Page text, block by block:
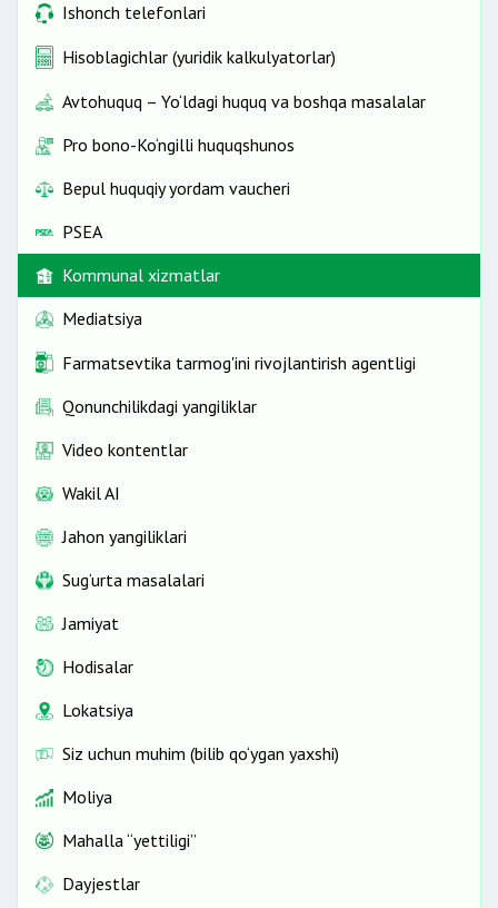
Ishonch telefonlari
Hisoblagichlar (yuridik kalkulyatorlar)
Avtohuquq – Yo‘ldagi huquq va boshqa masalalar
Pro bono-Ko‘ngilli huquqshunos
Bepul huquqiy yordam vaucheri
PSEA
Kommunal xizmatlar
Mediatsiya
Farmatsevtika tarmog'ini rivojlantirish agentligi
Qonunchilikdagi yangiliklar
Video kontentlar
Wakil AI
Jahon yangiliklari
Sug‘urta masalalari
Jamiyat
Hodisalar
Lokatsiya
Siz uchun muhim (bilib qo‘ygan yaxshi)
Moliya
Mahalla “yettiligi”
Dayjestlar